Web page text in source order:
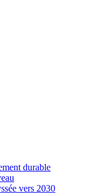
durable
vers 2030